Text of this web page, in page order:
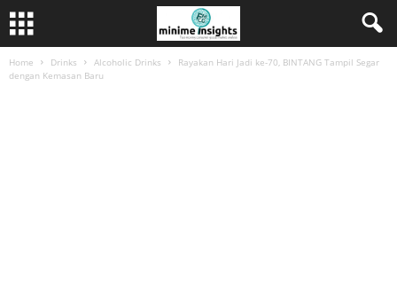
Home Drinks Alcoholic Drinks
Rayakan Hari Jadi ke-70, BINTANG Tampil Segar
dengan Kemasan Baru